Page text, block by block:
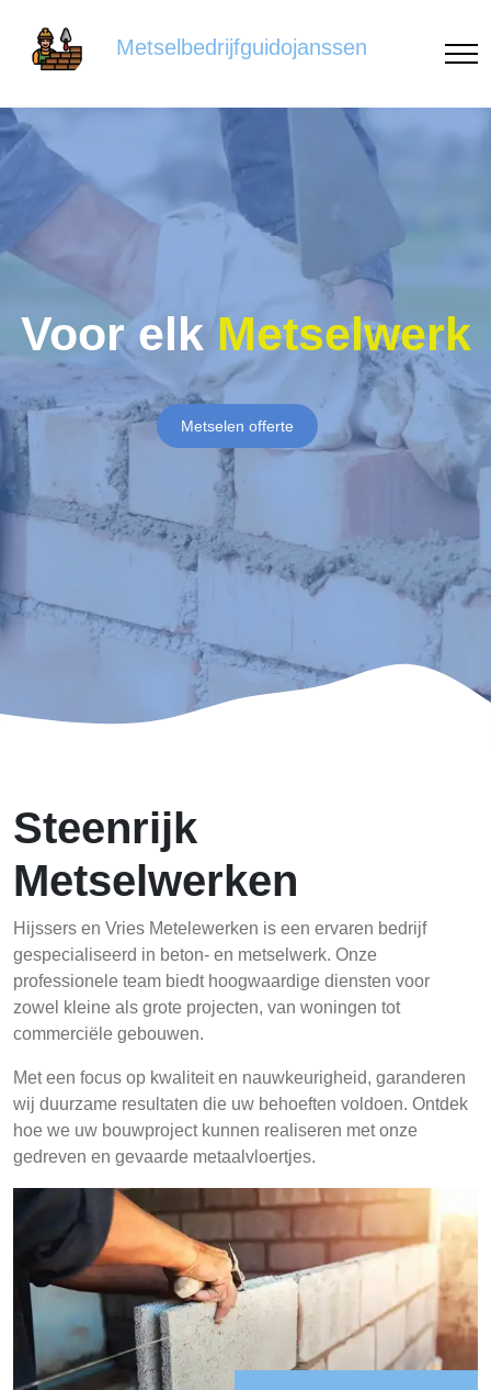
Metselbedrijfguidojanssen
Voor elk Metselwerk
Metselen offerte
Steenrijk
Metselwerken
Hijssers en Vries Metelewerken is een ervaren bedrijf
gespecialiseerd in beton- en metselwerk. Onze
professionele team biedt hoogwaardige diensten voor
zowel kleine als grote projecten, van woningen tot
commerciële gebouwen.
Met een focus op kwaliteit en nauwkeurigheid, garanderen
wij duurzame resultaten die uw behoeften voldoen. Ontdek
hoe we uw bouwproject kunnen realiseren met onze
gedreven en gevaarde metaalvloertjes.